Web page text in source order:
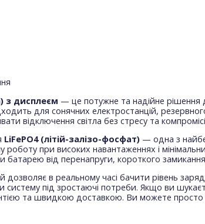
з дисплеєм — це потужне та надійне рішення
для сонячних електростанцій,
відключення світла без стресу та
LiFePO4 (літій-залізо-фосфат) — одна з
роботу при високих навантаженнях і
від перенапруги, короткого
дозволяє в реальному часі бачити рівень
під зростаючі потреби. Якщо ви
та швидкою доставкою. Ви можете просто